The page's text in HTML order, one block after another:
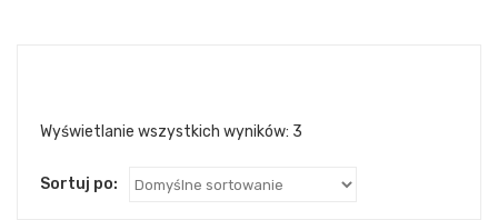
Wyświetlanie wszystkich wyników: 3
Sortuj po: